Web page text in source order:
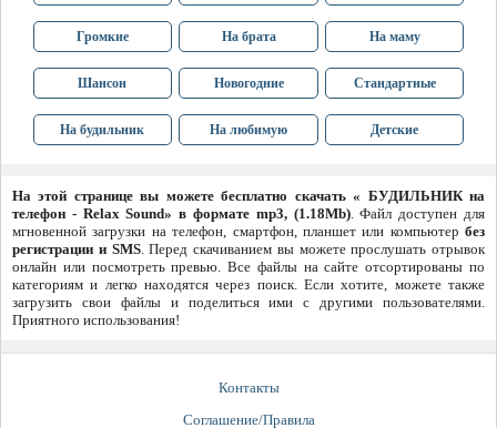
Громкие На брата На маму
Шансон Новогодние Стандартные
На будильник На любимую Детские
На этой странице вы можете бесплатно скачать « БУДИЛЬНИК на
телефон - Relax Sound» в формате mp3, (1.18Mb). Файл доступен для
мгновенной загрузки на телефон, смартфон, планшет или компьютер без
регистрации и SMS. Перед скачиванием вы можете прослушать отрывок
онлайн или посмотреть превью. Все файлы на сайте отсортированы по
категориям и легко находятся через поиск. Если хотите, можете также
загрузить свои файлы и поделиться ими с другими пользователями.
Приятного использования!
Контакты
Соглашение/Правила